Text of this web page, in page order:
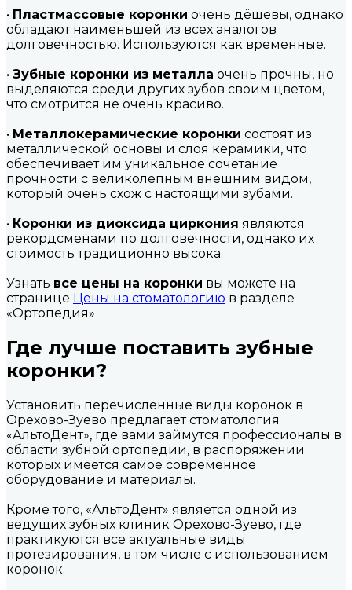
• Пластмассовые коронки очень дёшевы, однако
обладают наименьшей из всех аналогов
долговечностью. Используются как временные.
• Зубные коронки из металла очень прочны, но
выделяются среди других зубов своим цветом,
что смотрится не очень красиво.
• Металлокерамические коронки состоят из
металлической основы и слоя керамики, что
обеспечивает им уникальное сочетание
прочности с великолепным внешним видом,
который очень схож с настоящими зубами.
• Коронки из диоксида циркония являются
рекордсменами по долговечности, однако их
стоимость традиционно высока.
Узнать все цены на коронки вы можете на
странице Цены на стоматологию в разделе
«Ортопедия»
Где лучше поставить зубные
коронки?
Установить перечисленные виды коронок в
Орехово-Зуево предлагает стоматология
«АльтоДент», где вами займутся профессионалы в
области зубной ортопедии, в распоряжении
которых имеется самое современное
оборудование и материалы.
Кроме того, «АльтоДент» является одной из
ведущих зубных клиник Орехово-Зуево, где
практикуются все актуальные виды
протезирования, в том числе с использованием
коронок.